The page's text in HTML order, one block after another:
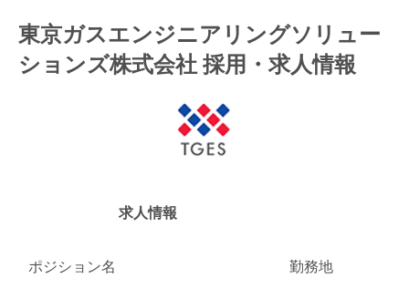
コンサルティング・シンクタンク・事務所
WEB（デジタル・メディア・ゲーム）
コンピュータハード・周辺機器
半導体
東京ガスエンジニアリングソリュー
ションズ株式会社 採用・求人情報
求人情報
ポジション名 勤務地